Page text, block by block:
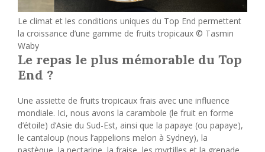
Le climat et les conditions uniques du Top End permettent
la croissance d’une gamme de fruits tropicaux © Tasmin
Waby
Le repas le plus mémorable du Top
End ?
Une assiette de fruits tropicaux frais avec une influence
mondiale. Ici, nous avons la carambole (le fruit en forme
d’étoile) d’Asie du Sud-Est, ainsi que la papaye (ou papaye),
le cantaloup (nous l’appelions melon à Sydney), la